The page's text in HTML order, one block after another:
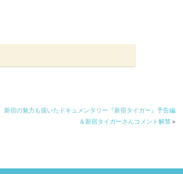
新宿の魅力も描いたドキュメンタリー『新宿タイガー』予告編
＆新宿タイガーさんコメント解禁»